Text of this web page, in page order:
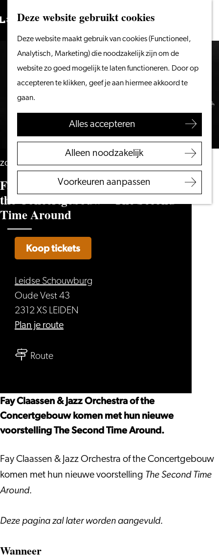
Deze website gebruikt cookies
Deze website maakt gebruik van cookies (Functioneel,
Analytisch, Marketing) die noodzakelijk zijn om de
website zo goed mogelijk te laten functioneren. Door op
accepteren te klikken, geef je aan hiermee akkoord te
gaan.
Alles accepteren
Alleen noodzakelijk
Voorkeuren aanpassen
naar
homepage
Menu
ZoekenVanaf het water
wandelen
Winkelen
Eten & drinken
Met kinderen
VVV Leiden
Bereikbaarheid
Regio Leiden
Zoeken
zondag 20 december
Fay Claassen & Jazz Orchestra of
the Concertgebouw – The Second
Time Around
Leidse Schouwburg
Oude Vest 43
2312 XS LEIDEN
Plan je routenaar
Orchestra
of
the
–
The
Around
Routenaar
&
Jazz
Orchestra
the
Concertgebouw
Second
Koop tickets
Fay Claassen & Jazz Orchestra of the
Concertgebouw komen met hun nieuwe
voorstelling The Second Time Around.
Fay Claassen & Jazz Orchestra of the Concertgebouw
komen met hun nieuwe voorstelling The Second Time
Around.
Deze pagina zal later worden aangevuld.
Wanneer